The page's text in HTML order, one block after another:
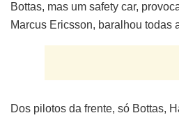
Bottas, mas um safety car,
Marcus Ericsson, baralhou todas
Dos pilotos da frente, só Bottas,